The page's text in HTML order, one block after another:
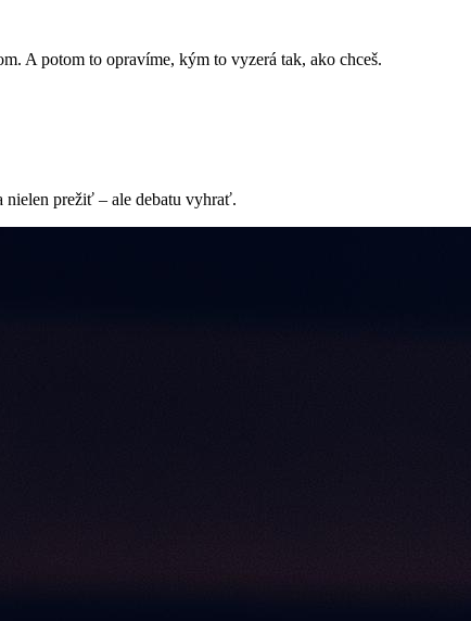
A potom to opravíme, kým to vyzerá tak, ako chceš.
nielen prežiť – ale debatu vyhrať.